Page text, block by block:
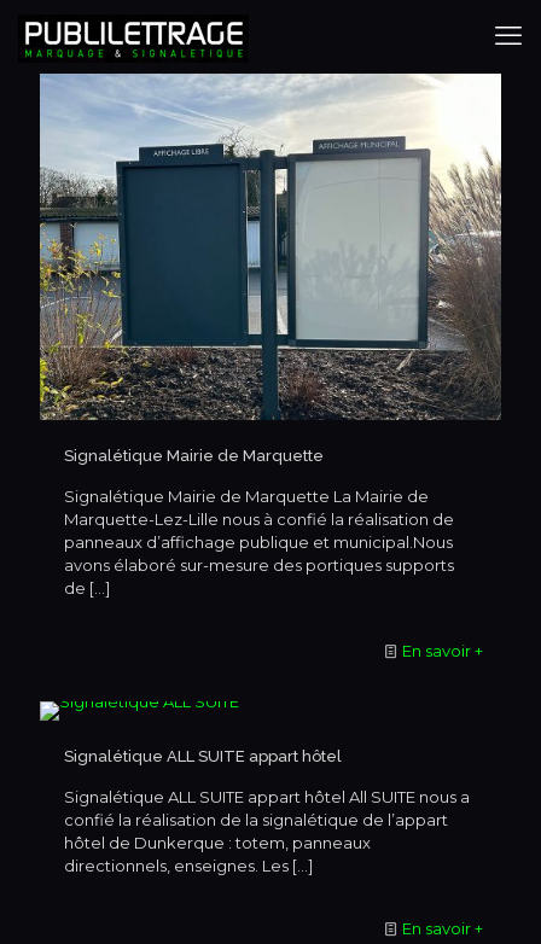
Signalétique Mairie de Marquette
Signalétique Mairie de Marquette La Mairie de
Marquette-Lez-Lille nous à confié la réalisation de
panneaux d’affichage publique et municipal.Nous
avons élaboré sur-mesure des portiques supports
de […]
En savoir +
Signalétique ALL SUITE appart hôtel
Signalétique ALL SUITE appart hôtel All SUITE nous a
confié la réalisation de la signalétique de l’appart
hôtel de Dunkerque : totem, panneaux
directionnels, enseignes. Les […]
En savoir +